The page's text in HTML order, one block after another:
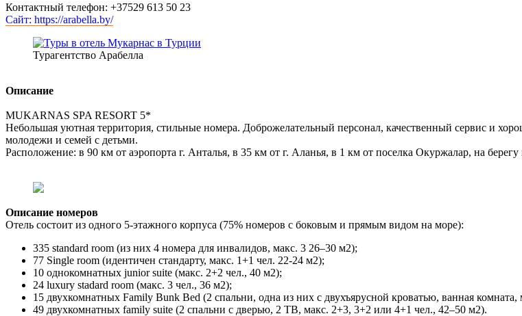
Контактный телефон: +37529 613 50 23
Сайт: https://arabella.by/
Турагентство Арабелла
Описание
MUKARNAS SPA RESORT 5*
Небольшая уютная территория, стильные номера. Доброжелательный персонал, качественный сервис и
молодежи и семей с детьми.
Расположение: в 90 км от аэропорта г. Анталья, в 35 км от г. Аланья, в 1 км от поселка Окуржалар, на берегу
Описание номеров
Отель состоит из одного 5-этажного корпуса (75% номеров с боковым и прямым видом на море):
335 standard room (из них 4 номера для инвалидов, макс. 3 26–30 м2);
77 Single room (идентичен стандарту, макс. 1+1 чел. 22-24 м2);
10 однокомнатных junior suite (макс. 2+2 чел., 40 м2);
24 luxury stadard room (макс. 3 чел., 36 м2);
15 двухкомнатных Family Bunk Bed (2 спальни, одна из них с двухъярусной кроватью, ванная комната,
49 двухкомнатных family suite (2 спальни с дверью, 2 ТВ, макс. 2+3, 3+2 или 4+1 чел., 42–50 м2).